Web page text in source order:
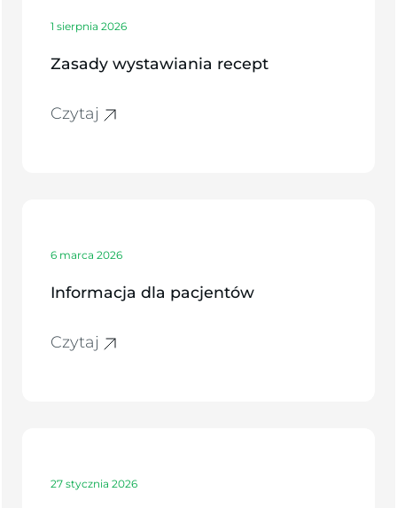
1 sierpnia 2026
Zasady wystawiania recept
Czytaj
6 marca 2026
Informacja dla pacjentów
Czytaj
27 stycznia 2026